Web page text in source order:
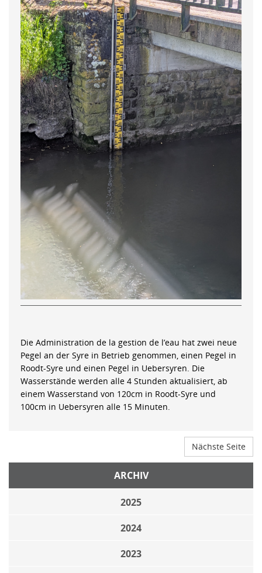
Die Administration de la gestion de l’eau hat zwei neue
Pegel an der Syre in Betrieb genommen, einen Pegel in
Roodt-Syre und einen Pegel in Uebersyren. Die
Wasserstände werden alle 4 Stunden aktualisiert, ab
einem Wasserstand von 120cm in Roodt-Syre und
100cm in Uebersyren alle 15 Minuten.
Nächste Seite
ARCHIV
2025
2024
2023